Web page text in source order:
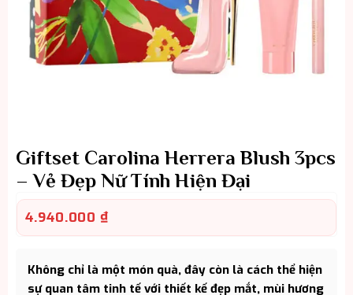
Giftset Carolina Herrera Blush 3pcs
– Vẻ Đẹp Nữ Tính Hiện Đại
4.940.000 ₫
Không chỉ là một món quà, đây còn là cách thể hiện
sự quan tâm tinh tế với thiết kế đẹp mắt, mùi hương